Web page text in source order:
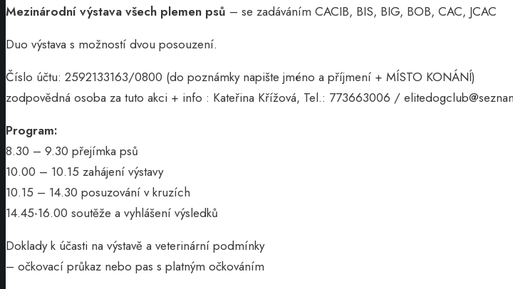
Mezinárodní výstava všech plemen psů – se zadáváním CACIB, BIS, BIG, BOB, CAC, JCAC
Duo výstava s možností dvou posouzení.
Číslo účtu: 2592133163/0800 (do poznámky napište jméno a příjmení + MÍSTO KONÁNÍ)
zodpovědná osoba za tuto akci + info : Kateřina Křížová, Tel.: 773663006 /
Program:
8.30 – 9.30 přejímka psů
10.00 – 10.15 zahájení výstavy
10.15 – 14.30 posuzování v kruzích
14.45-16.00 soutěže a vyhlášení výsledků
Doklady k účasti na výstavě a veterinární podmínky
– očkovací průkaz nebo pas s platným očkováním